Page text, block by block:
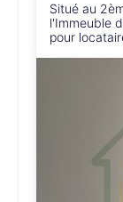
Situé au
l'Immeuble
pour